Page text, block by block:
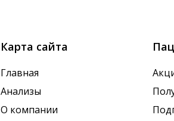
Карта сайта
Главная
Анализы
О компании